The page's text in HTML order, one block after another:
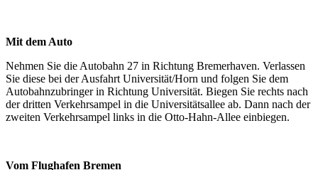
Mit dem Auto
Nehmen Sie die Autobahn 27 in Richtung Bremerhaven. Verlassen
Sie diese bei der Ausfahrt Universität/Horn und folgen Sie dem
Autobahnzubringer in Richtung Universität. Biegen Sie rechts nach
der dritten Verkehrsampel in die Universitätsallee ab. Dann nach der
zweiten Verkehrsampel links in die Otto-Hahn-Allee einbiegen.
Vom Flughafen Bremen